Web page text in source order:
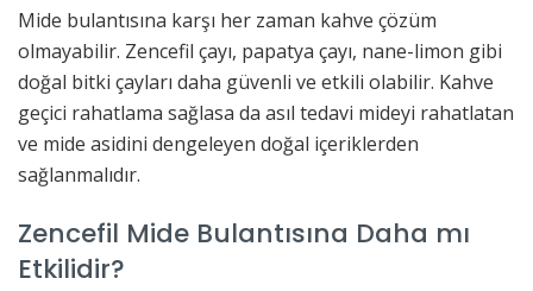
Mide bulantısına karşı her zaman kahve çözüm
olmayabilir. Zencefil çayı, papatya çayı, nane-limon gibi
doğal bitki çayları daha güvenli ve etkili olabilir. Kahve
geçici rahatlama sağlasa da asıl tedavi mideyi rahatlatan
ve mide asidini dengeleyen doğal içeriklerden
sağlanmalıdır.
Zencefil Mide Bulantısına Daha mı
Etkilidir?